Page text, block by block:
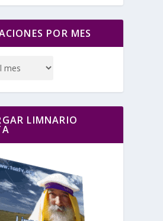
POR MES
LIMNARIO